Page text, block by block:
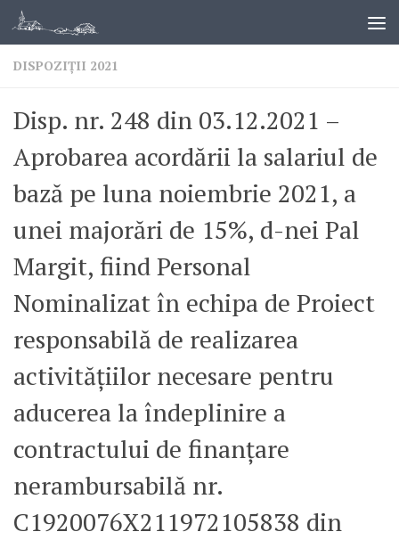
DISPOZIȚII 2021
Disp. nr. 248 din 03.12.2021 –
Aprobarea acordării la salariul de
bază pe luna noiembrie 2021, a
unei majorări de 15%, d-nei Pal
Margit, fiind Personal
Nominalizat în echipa de Proiect
responsabilă de realizarea
activitățiilor necesare pentru
aducerea la îndeplinire a
contractului de finanțare
nerambursabilă nr.
C1920076X211972105838 din